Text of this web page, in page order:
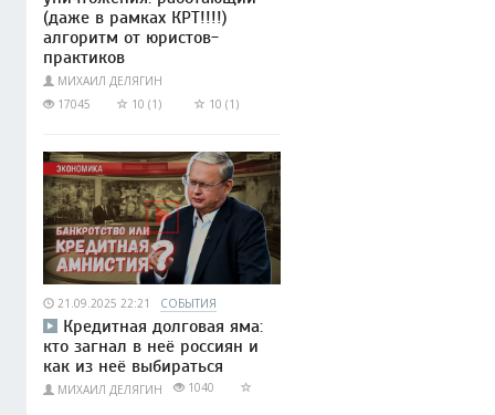
(даже в рамках КРТ!!!!)
алгоритм от юристов-
практиков
МИХАИЛ ДЕЛЯГИН
17045
10 (1) 10 (1)
21.09.2025 22:21 СОБЫТИЯ
Кредитная долговая яма:
кто загнал в неё россиян и
как из неё выбираться
МИХАИЛ ДЕЛЯГИН 1040